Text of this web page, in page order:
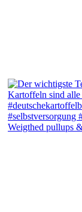
Weigthed pullups